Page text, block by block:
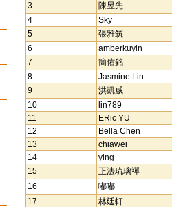
3
陳昱先
4
Sky
5
張雅筑
6
amberkuyin
7
簡佑銘
8
Jasmine Lin
9
洪凱威
10
lin789
11
ERic YU
12
Bella Chen
13
chiawei
14
ying
15
正法琉璃禪
16
嘟嘟
17
林廷軒